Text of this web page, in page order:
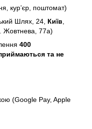
кур’єр, поштомат)
Шлях, 24, Київ
Жовтнева, 77а)
400
та не
(Google Pay, Apple